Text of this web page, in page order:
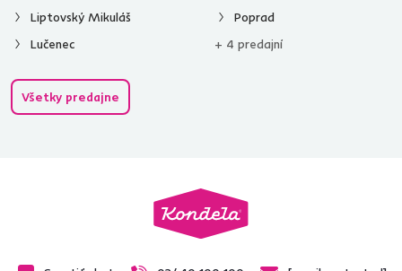
Liptovský Mikuláš
Lučenec
Poprad
+ 4 predajní
Všetky predajne